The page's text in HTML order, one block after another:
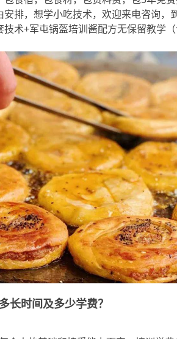
排，想学小吃技术，欢迎来电咨询，
术+军屯锅盔培训酱配方无保留教学（
长时间及多少学费？